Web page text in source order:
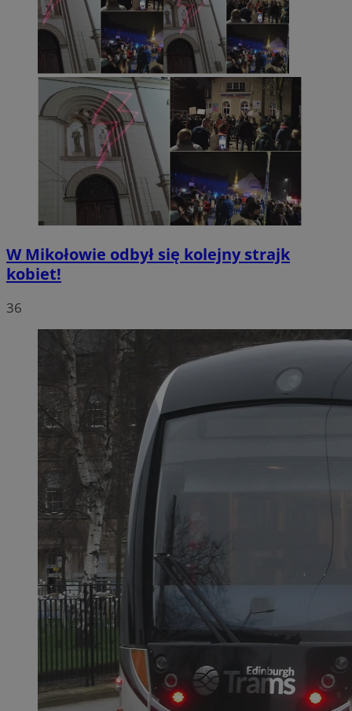
W Mikołowie odbył się kolejny strajk
kobiet!
36